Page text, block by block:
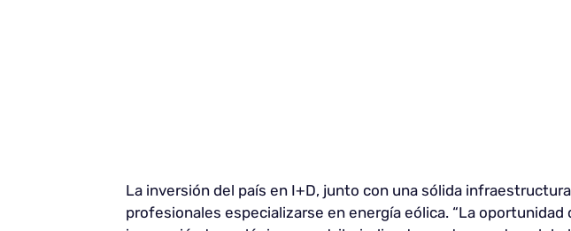
La inversión del país en I+D, junto con una sólida
profesionales especializarse en energía eólica. “La